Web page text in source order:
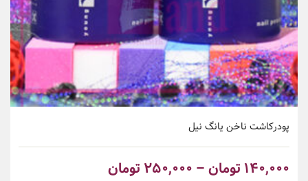
پودرکاشت ناخن یانگ نیل
۱۴۰,۰۰۰تومان– ۲۵۰,۰۰۰تومان